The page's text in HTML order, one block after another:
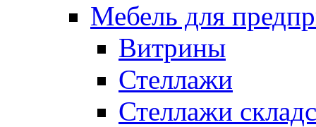
Мебель для
Витрины
Стеллажи
Стеллажи